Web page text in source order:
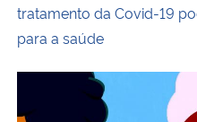
tratamento da Covid-19
para a saúde
Descrição da imagem: